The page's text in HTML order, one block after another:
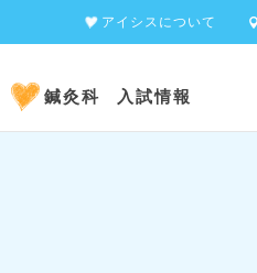
アイシスについて
鍼灸科 入試情報